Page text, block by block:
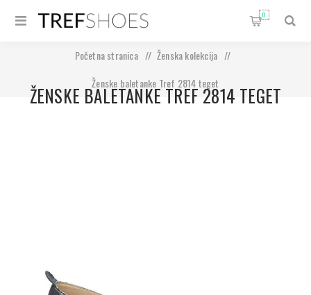
0
Početna stranica / Ženska kolekcija
/
Ženske baletanke Tref 2814 teget
ŽENSKE BALETANKE TREF 2814 TEGET